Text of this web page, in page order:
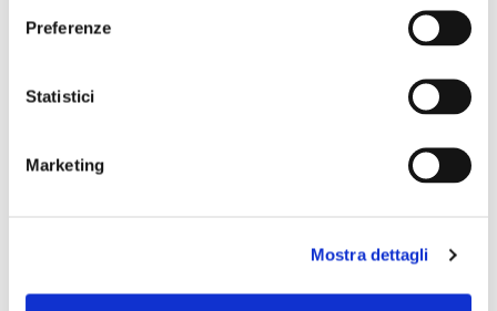
Preferenze
Statistici
Marketing
Mostra dettagli